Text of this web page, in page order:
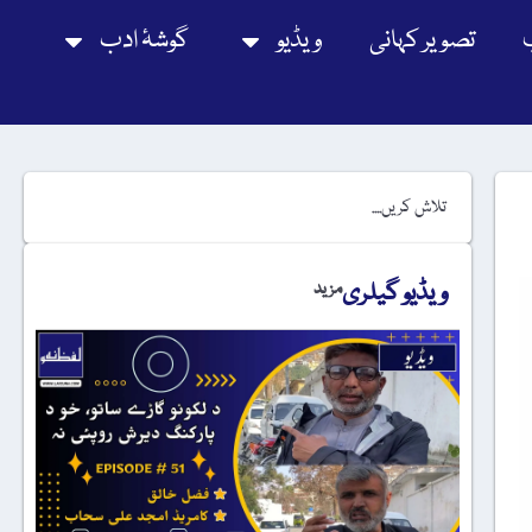
تصویر کہانی ویڈیو گوشۂ ادب
ویڈیو گیلریمزید